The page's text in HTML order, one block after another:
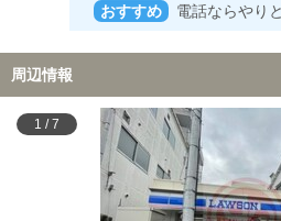
おすすめ 電話ならやり
周辺情報
1 /7